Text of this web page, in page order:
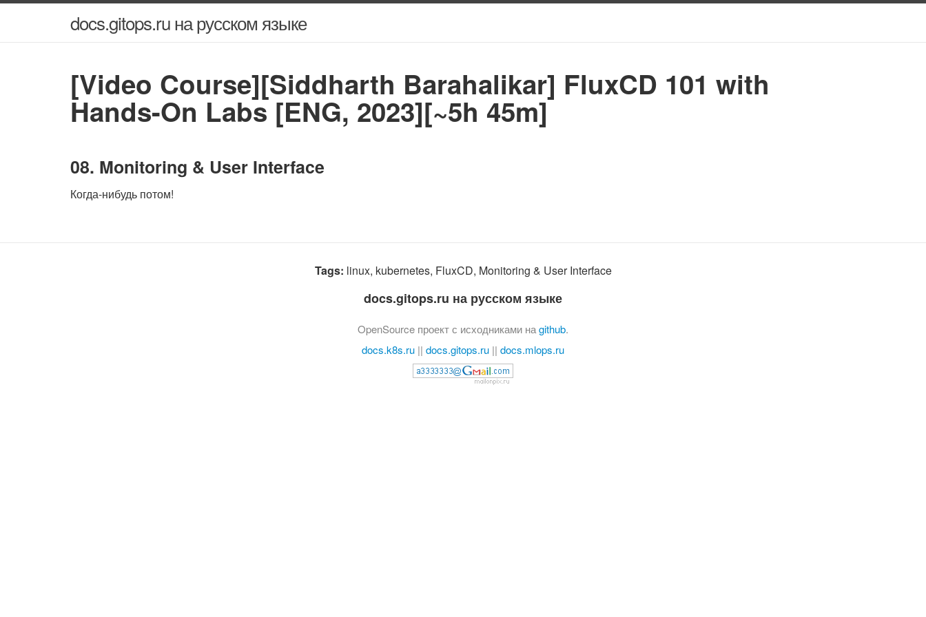
docs.gitops.ru на русском языке
[Video Course][Siddharth Barahalikar] FluxCD 101 with
Hands-On Labs [ENG, 2023][~5h 45m]
08. Monitoring & User Interface
Когда-нибудь потом!
Tags: linux, kubernetes, FluxCD, Monitoring & User Interface
docs.gitops.ru на русском языке
OpenSource проект с исходниками наgithub.
docs.k8s.ru || docs.gitops.ru || docs.mlops.ru